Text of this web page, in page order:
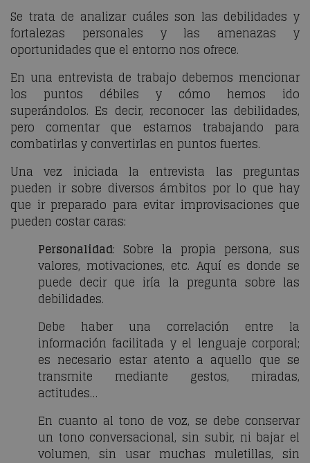
Se trata de analizar cuáles son las debilidades y
fortalezas personales y las amenazas y
oportunidades que el entorno nos ofrece.
En una entrevista de trabajo debemos mencionar
los puntos débiles y cómo hemos ido
superándolos. Es decir, reconocer las debilidades,
pero comentar que estamos trabajando para
combatirlas y convertirlas en puntos fuertes.
Una vez iniciada la entrevista las preguntas
pueden ir sobre diversos ámbitos por lo que hay
que ir preparado para evitar improvisaciones que
pueden costar caras:
Personalidad: Sobre la propia persona, sus
valores, motivaciones, etc. Aquí es donde se
puede decir que iría la pregunta sobre las
debilidades.
Debe haber una correlación entre la
información facilitada y el lenguaje corporal;
es necesario estar atento a aquello que se
transmite mediante gestos, miradas,
actitudes…
En cuanto al tono de voz, se debe conservar
un tono conversacional, sin subir, ni bajar el
volumen, sin usar muchas muletillas, sin